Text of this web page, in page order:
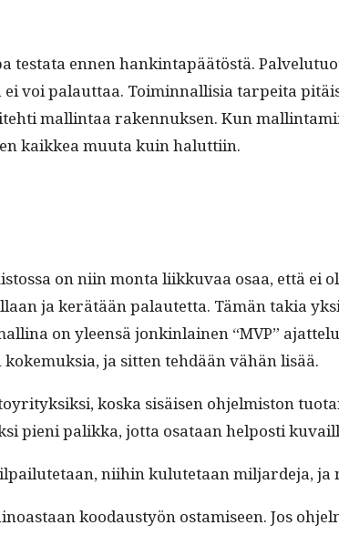
ennen han­k­in­tapäätöstä.
voi palaut­taa. Toimin­nal­lisia tarpei­ta
mallintaa raken­nuk­sen. Kun
kaikkea muu­ta kuin haluttiin.
on niin mon­ta liikku­vaa osaa, että ei
ja kerätään palautet­ta. Tämän takia
on yleen­sä jonkin­lainen “MVP”
ja sit­ten tehdään vähän lisää.
kos­ka sisäisen ohjelmis­ton
pieni palik­ka, jot­ta osa­taan hel­posti
niihin kulute­taan mil­jarde­ja, ja
koodaustyön ostamiseen. Jos